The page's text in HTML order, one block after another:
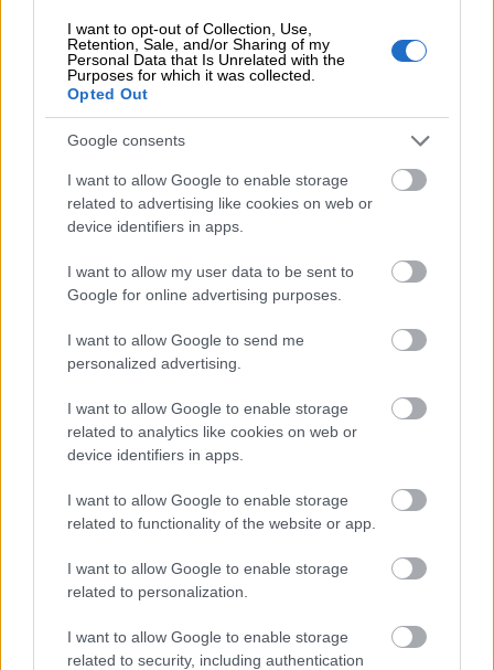
I want to opt-out of Collection, Use,
Retention, Sale, and/or Sharing of my
Personal Data that Is Unrelated with the
Purposes for which it was collected.
Opted Out
Google consents
I want to allow Google to enable storage
related to advertising like cookies on web or
device identifiers in apps.
I want to allow my user data to be sent to
Google for online advertising purposes.
I want to allow Google to send me
personalized advertising.
I want to allow Google to enable storage
related to analytics like cookies on web or
device identifiers in apps.
I want to allow Google to enable storage
related to functionality of the website or app.
I want to allow Google to enable storage
related to personalization.
I want to allow Google to enable storage
related to security, including authentication
Kuukausimaksuton Flex-
yritystili Finago Isoltan
asiakkaille
Holvi tarjoaa kuukausimaksuttoman
pikamaksut yrityksellesi. Holvista voit
Näet myyntilaskujen maksutilanteen
helposti ja nopeasti. Sinun ei tarvitse
enää hakea pankista
viitemaksuaineistoa tai merkitä laskuja
Tutustu Flex-yritystiliin